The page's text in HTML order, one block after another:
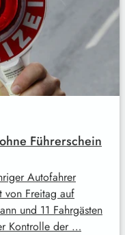
Führerschein
Autofahrer
von Freitag auf
und 11 Fahrgästen
Kontrolle der …